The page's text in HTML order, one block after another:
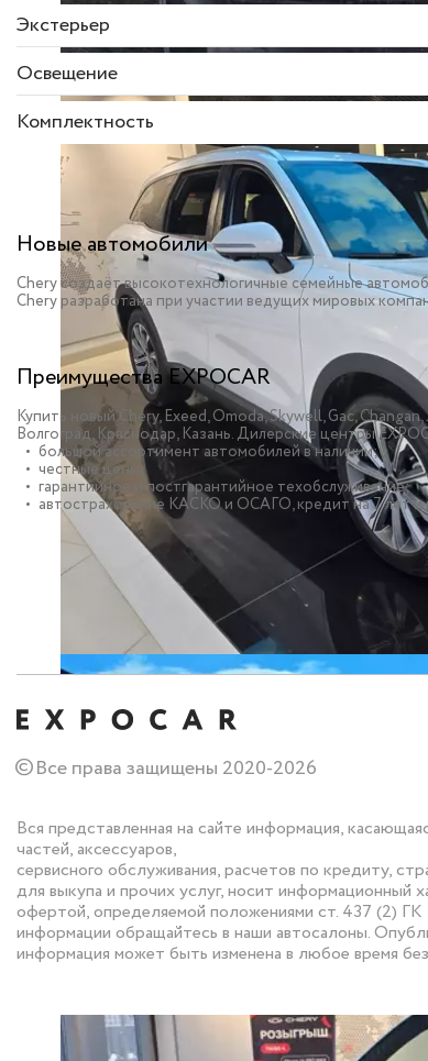
Экстерьер
Освещение
Комплектность
Новые автомобили
Chery создаёт высокотехнологичные семейные
Chery разработана при участии ведущих мировых
Преимущества EXPOCAR
Купить новый Chery, Exeed, Omoda, Skywell, Gac,
Волгоград, Краснодар, Казань. Дилерские центры
большой ассортимент автомобилей в наличии;
честные цены;
гарантийное и постгарантийное техобслуживание;
автострахование КАСКО и ОСАГО, кредит на 7 лет и
©Все права защищены 2020-2026
Вся представленная на сайте информация,
частей, аксессуаров,
сервисного обслуживания, расчетов по кредиту,
для выкупа и прочих услуг, носит информационный
офертой, определяемой положениями ст. 437 (2)
информации обращайтесь в наши автосалоны.
информация может быть изменена в любое время